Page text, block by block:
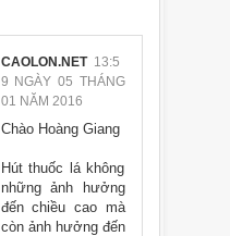
CAOLON.NET 13:5
9 NGÀY 05 THÁNG
01 NĂM 2016
Chào Hoàng Giang
Hút thuốc lá không
những ảnh hưởng
đến chiều cao mà
còn ảnh hưởng đến